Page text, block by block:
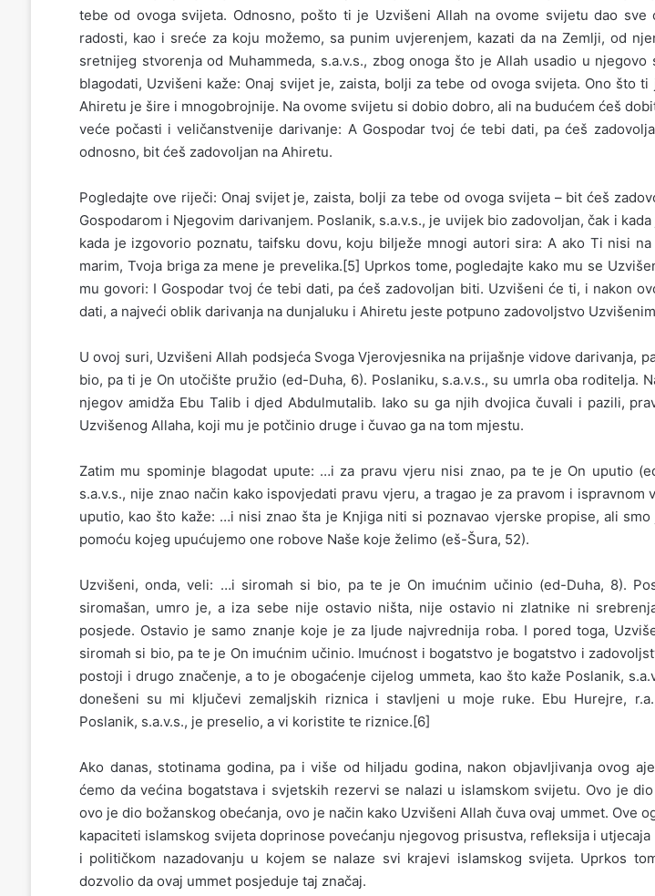
tebe od ovoga svijeta. Odnosno, pošto ti je Uzvišeni Allah na ovome svijetu dao sve
radosti, kao i sreće za koju možemo, sa punim uvjerenjem, kazati da na Zemlji, od
sretnijeg stvorenja od Muhammeda, s.a.v.s., zbog onoga što je Allah usadio u
blagodati, Uzvišeni kaže: Onaj svijet je, zaista, bolji za tebe od ovoga svijeta. Ono što
Ahiretu je šire i mnogobrojnije. Na ovome svijetu si dobio dobro, ali na budućem ćeš
veće počasti i veličanstvenije darivanje: A Gospodar tvoj će tebi dati, pa ćeš
odnosno, bit ćeš zadovoljan na Ahiretu.
Pogledajte ove riječi: Onaj svijet je, zaista, bolji za tebe od ovoga svijeta – bit ćeš
Gospodarom i Njegovim darivanjem. Poslanik, s.a.v.s., je uvijek bio zadovoljan, čak i
kada je izgovorio poznatu, taifsku dovu, koju bilježe mnogi autori sira: A ako Ti nisi
marim, Tvoja briga za mene je prevelika.[5] Uprkos tome, pogledajte kako mu se
mu govori: I Gospodar tvoj će tebi dati, pa ćeš zadovoljan biti. Uzvišeni će ti, i nakon
dati, a najveći oblik darivanja na dunjaluku i Ahiretu jeste potpuno zadovoljstvo
U ovoj suri, Uzvišeni Allah podsjeća Svoga Vjerovjesnika na prijašnje vidove darivanja,
bio, pa ti je On utočište pružio (ed-Duha, 6). Poslaniku, s.a.v.s., su umrla oba roditelja.
njegov amidža Ebu Talib i djed Abdulmutalib. Iako su ga njih dvojica čuvali i pazili,
Uzvišenog Allaha, koji mu je potčinio druge i čuvao ga na tom mjestu.
Zatim mu spominje blagodat upute: …i za pravu vjeru nisi znao, pa te je On uputio
s.a.v.s., nije znao način kako ispovjedati pravu vjeru, a tragao je za pravom i ispravnom
uputio, kao što kaže: …i nisi znao šta je Knjiga niti si poznavao vjerske propise, ali
pomoću kojeg upućujemo one robove Naše koje želimo (eš-Šura, 52).
Uzvišeni, onda, veli: …i siromah si bio, pa te je On imućnim učinio (ed-Duha, 8).
siromašan, umro je, a iza sebe nije ostavio ništa, nije ostavio ni zlatnike ni
posjede. Ostavio je samo znanje koje je za ljude najvrednija roba. I pored toga,
siromah si bio, pa te je On imućnim učinio. Imućnost i bogatstvo je bogatstvo i
postoji i drugo značenje, a to je obogaćenje cijelog ummeta, kao što kaže Poslanik,
donešeni su mi ključevi zemaljskih riznica i stavljeni u moje ruke. Ebu Hurejre,
Poslanik, s.a.v.s., je preselio, a vi koristite te riznice.[6]
Ako danas, stotinama godina, pa i više od hiljadu godina, nakon objavljivanja ovog
ćemo da većina bogatstava i svjetskih rezervi se nalazi u islamskom svijetu. Ovo je
ovo je dio božanskog obećanja, ovo je način kako Uzvišeni Allah čuva ovaj ummet. Ove
kapaciteti islamskog svijeta doprinose povećanju njegovog prisustva, refleksija i
i političkom nazadovanju u kojem se nalaze svi krajevi islamskog svijeta. Uprkos
dozvolio da ovaj ummet posjeduje taj značaj.